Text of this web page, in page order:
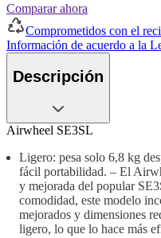
Comparar ahora
Comprometidos con el
Información de acuerdo a la
Descripción
Airwheel SE3SL
Ligero: pesa solo 6,8 kg
fácil portabilidad. – El
y mejorada del popular
comodidad, este modelo
mejorados y dimensiones
ligero, lo que lo hace más